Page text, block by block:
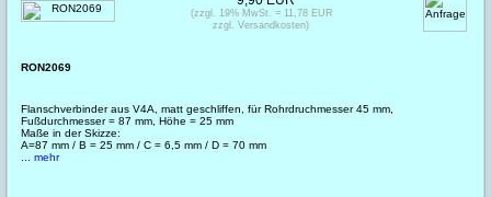
RON2069
Flanschverbinder aus V4A, matt geschliffen, für Rohrdruchmesser 45 mm,
Fußdurchmesser = 87 mm, Höhe = 25 mm
Maße in der Skizze:
A=87 mm / B = 25 mm / C = 6,5 mm / D = 70 mm
... mehr
(zzgl. 19% MwSt. = 11,78 EUR
zzgl. Versandkosten)